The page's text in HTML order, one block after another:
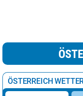
ÖSTERREICH